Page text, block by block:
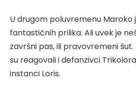
U drugom poluvremenu Maroko
fantastičnih prilika. Ali uvek je
završni pas, ili pravovremeni
su reagovali i defanzivci
instanci Loris.